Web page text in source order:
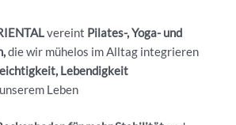
vereint Pilates-, Yoga- und
die wir mühelos im Alltag integrieren
Lebendigkeit
Leben